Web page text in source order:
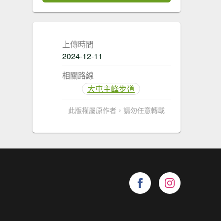
上傳時間
2024-12-11
相關路線
大屯主峰步道
此版權屬原作者，請勿任意轉載